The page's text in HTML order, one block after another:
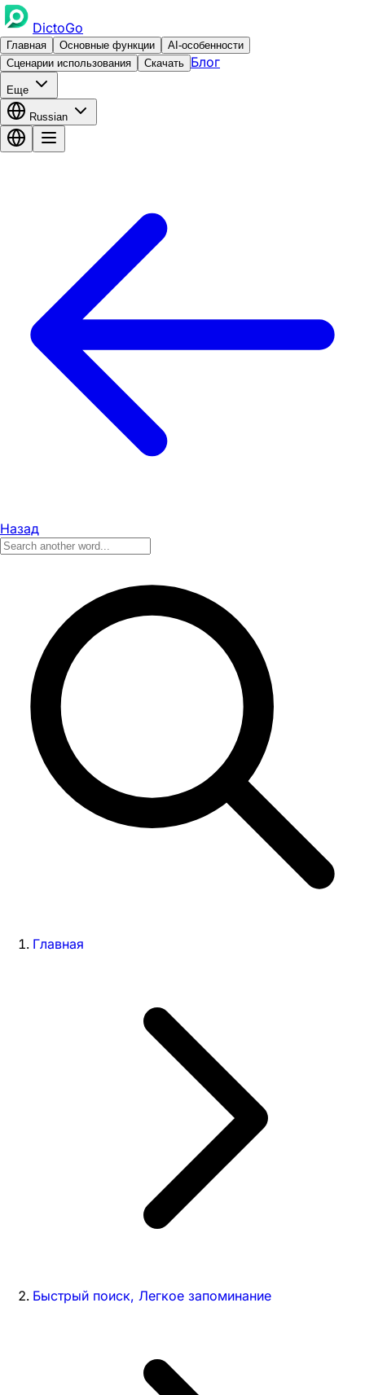
DictoGo
Главная Основные функции
AI-особенности
Сценарии использования
Скачать Блог
Еще
Russian
Назад
Главная
Быстрый поиск, Легкое запоминание